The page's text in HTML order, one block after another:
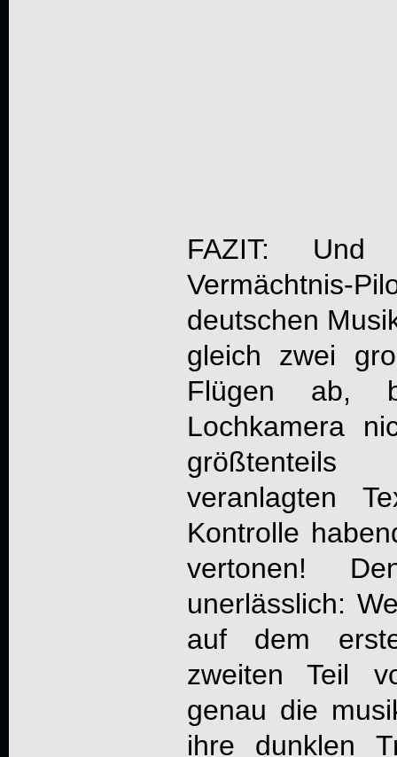
FAZIT:
deutschen
gleich zwei
Flügen ab,
Lochkamera
veranlagten
Kontrolle
vertonen!
unerlässlich:
auf dem
zweiten Teil
genau die
ihre dunklen